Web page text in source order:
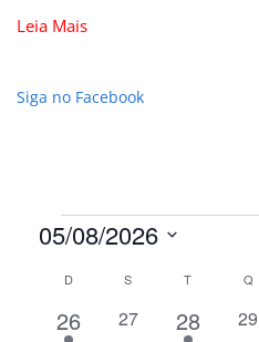
Leia Mais
Siga no Facebook